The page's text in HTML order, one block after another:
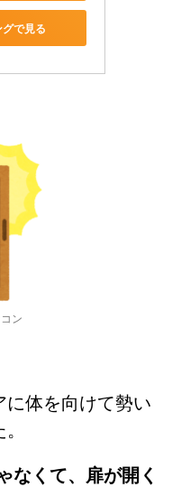
で見る
ン
に体を向けて勢い
なくて、扉が開く